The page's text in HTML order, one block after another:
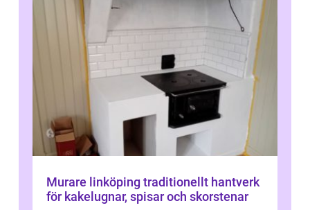
Murare linköping traditionellt hantverk
för kakelugnar, spisar och skorstenar